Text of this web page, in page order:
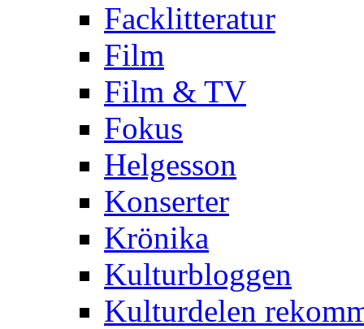
Facklitteratur
Film
Film & TV
Fokus
Helgesson
Konserter
Krönika
Kulturbloggen
Kulturdelen